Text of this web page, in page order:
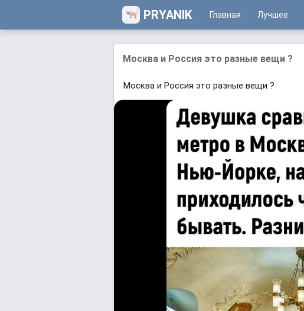
PRYANIK Главная Лучшее
Москва и Россия это разные вещи ?
Москва и Россия это разные вещи ?